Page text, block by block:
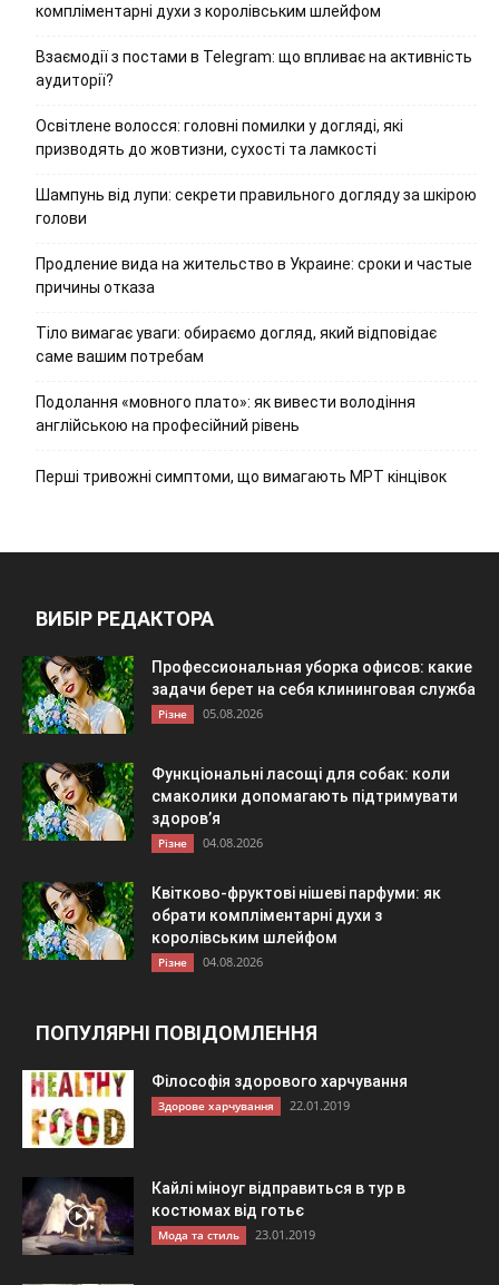
компліментарні духи з королівським шлейфом
Взаємодії з постами в Telegram: що впливає на активність
аудиторії?
Освітлене волосся: головні помилки у догляді, які
призводять до жовтизни, сухості та ламкості
Шампунь від лупи: секрети правильного догляду за шкірою
голови
Продление вида на жительство в Украине: сроки и частые
причины отказа
Тіло вимагає уваги: обираємо догляд, який відповідає
саме вашим потребам
Подолання «мовного плато»: як вивести володіння
англійською на професійний рівень
Перші тривожні симптоми, що вимагають МРТ кінцівок
ВИБІР РЕДАКТОРА
Профессиональная уборка офисов: какие
задачи берет на себя клининговая служба
Різне 05.08.2026
Функціональні ласощі для собак: коли
смаколики допомагають підтримувати
здоров’я
Різне 04.08.2026
Квітково-фруктові нішеві парфуми: як
обрати компліментарні духи з
королівським шлейфом
Різне 04.08.2026
ПОПУЛЯРНІ ПОВІДОМЛЕННЯ
Філософія здорового харчування
Здорове харчування 22.01.2019
Кайлі міноуг відправиться в тур в
костюмах від готьє
Мода та стиль 23.01.2019